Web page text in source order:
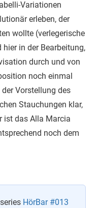
Variationen
erleben, der
wollte (verlegerische
in der Bearbeitung,
durch und von
noch einmal
Vorstellung des
Stauchungen klar,
ist das Alla Marcia
noch dem
HörBar #013